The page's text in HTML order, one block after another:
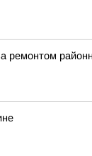
ремонтом